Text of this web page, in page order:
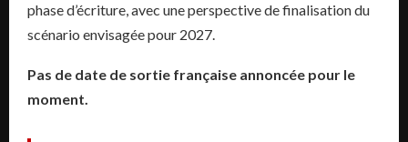
phase d’écriture, avec une perspective de finalisation du
scénario envisagée pour 2027.
Pas de date de sortie française annoncée pour le
moment.